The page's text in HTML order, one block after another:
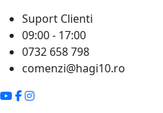
Suport Clienti
09:00 - 17:00
0732 658 798
comenzi@hagi10.ro